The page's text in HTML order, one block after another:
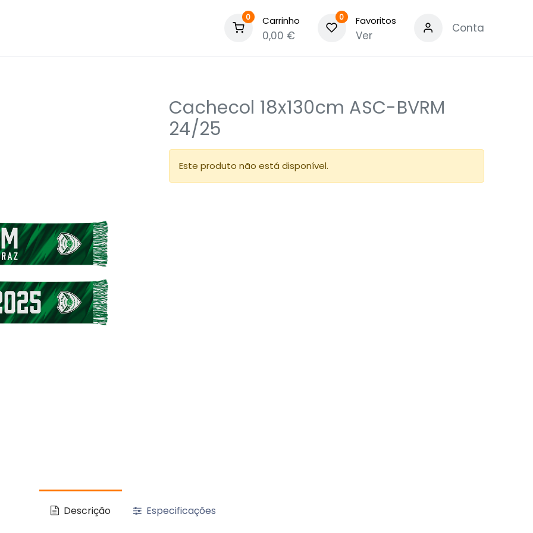
0 Carrinho
0,00 €
0 Favoritos
Ver
Conta
Cachecol 18x130cm ASC-BVRM
24/25
Este produto não está disponível.
Descrição Especificações